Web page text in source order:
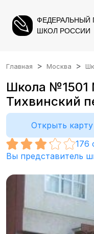
ФЕДЕРАЛЬНЫЙ
ШКОЛ РОССИИ
Главная Москва
Школа №1501
Тихвинский
Открыть карту
176
Вы представитель